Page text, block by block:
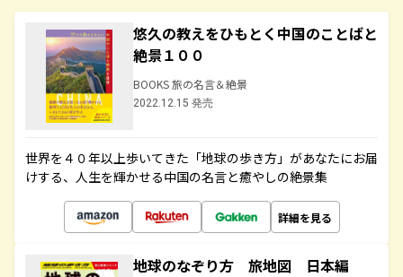
悠久の教えをひもとく中国のことばと
絶景１００
BOOKS 旅の名言＆絶景
2022.12.15 発売
世界を４０年以上歩いてきた「地球の歩き方」があなたにお届
けする、人生を輝かせる中国の名言と癒やしの絶景集
詳細を見る
地球のなぞり方 旅地図 日本編